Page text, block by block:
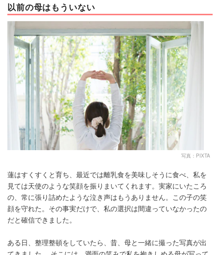
以前の母はもういない
写真：PIXTA
蓮はすくすくと育ち、最近では離乳食を美味しそうに食べ、私を
見ては天使のような笑顔を振りまいてくれます。実家にいたころ
の、常に張り詰めたような泣き声はもうありません。この子の笑
顔を守れた。その事実だけで、私の選択は間違っていなかったの
だと確信できました。
ある日、整理整頓をしていたら、昔、母と一緒に撮った写真が出